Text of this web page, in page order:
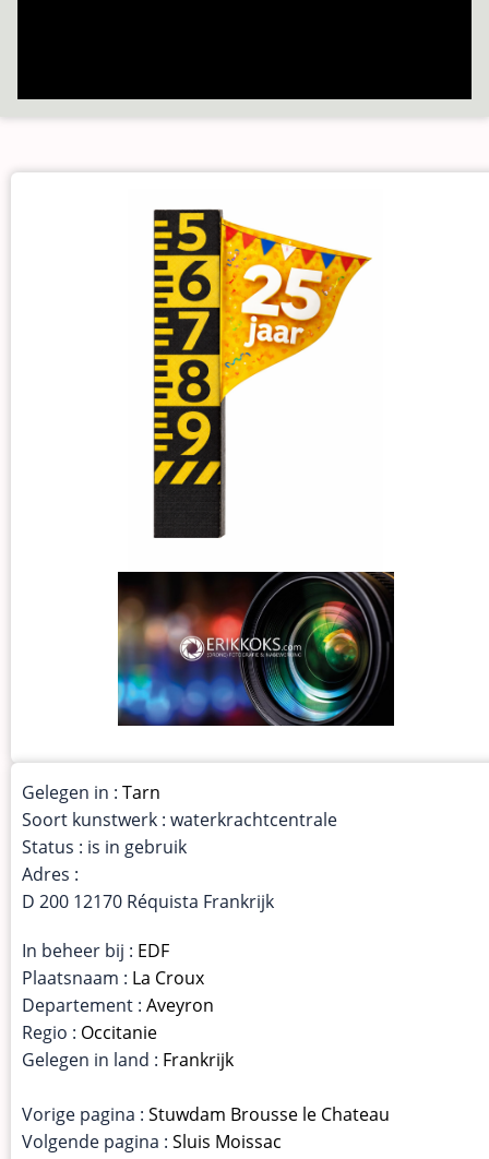
Gelegen in : Tarn
Soort kunstwerk : waterkrachtcentrale
Status : is in gebruik
Adres :
D 200 12170 Réquista Frankrijk
In beheer bij : EDF
Plaatsnaam : La Croux
Departement : Aveyron
Regio : Occitanie
Gelegen in land : Frankrijk
Vorige pagina : Stuwdam Brousse le Chateau
Volgende pagina : Sluis Moissac